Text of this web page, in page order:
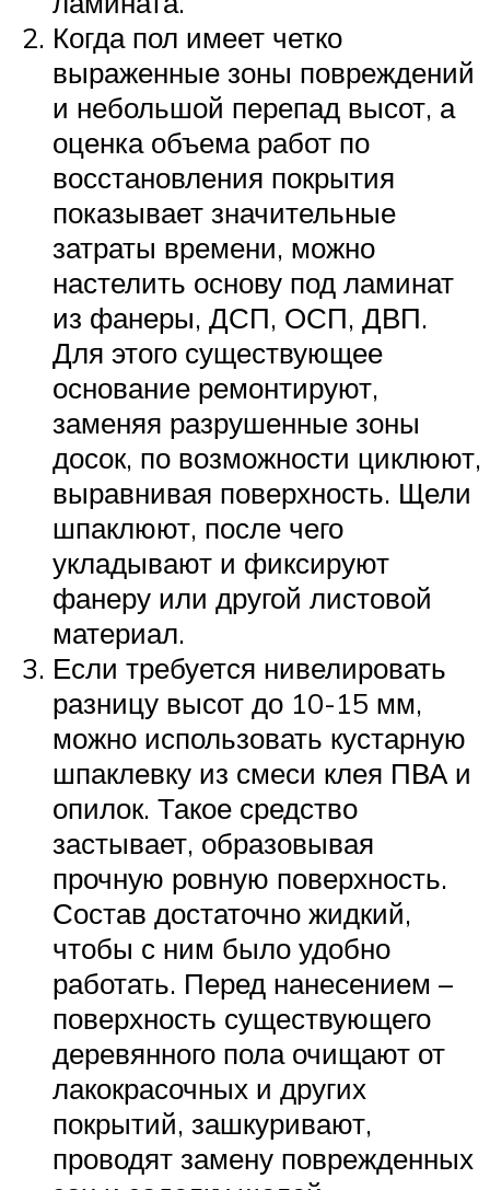
Когда пол имеет четко
выраженные зоны повреждений
и небольшой перепад высот, а
оценка объема работ по
восстановления покрытия
показывает значительные
затраты времени, можно
настелить основу под ламинат
из фанеры, ДСП, ОСП, ДВП.
Для этого существующее
основание ремонтируют,
заменяя разрушенные зоны
досок, по возможности циклюют,
выравнивая поверхность. Щели
шпаклюют, после чего
укладывают и фиксируют
фанеру или другой листовой
материал.
Если требуется нивелировать
разницу высот до 10-15 мм,
можно использовать кустарную
шпаклевку из смеси клея ПВА и
опилок. Такое средство
застывает, образовывая
прочную ровную поверхность.
Состав достаточно жидкий,
чтобы с ним было удобно
работать. Перед нанесением –
поверхность существующего
деревянного пола очищают от
лакокрасочных и других
покрытий, зашкуривают,
проводят замену поврежденных